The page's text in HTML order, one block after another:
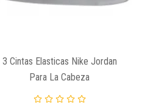
3 Cintas Elasticas Nike Jordan
Para La Cabeza